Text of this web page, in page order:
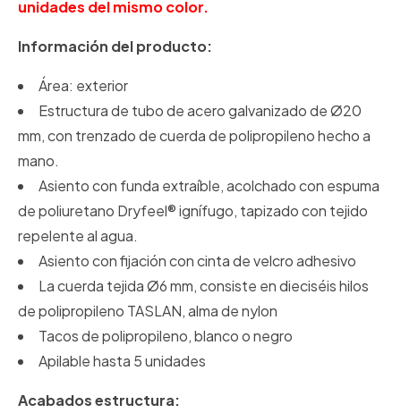
unidades del mismo color.
Información del producto:
Área: exterior
Estructura de tubo de acero galvanizado de Ø20
mm, con trenzado de cuerda de polipropileno hecho a
mano.
Asientocon funda extraíble, acolchado con espuma
de poliuretano Dryfeel® ignífugo, tapizado con tejido
repelente al agua.
Asiento con fijación con cinta de velcro adhesivo
La cuerda tejida Ø6 mm, consiste en dieciséis hilos
de polipropileno TASLAN, alma de nylon
Tacos de polipropileno, blanco o negro
Apilable hasta 5 unidades
Acabados estructura: